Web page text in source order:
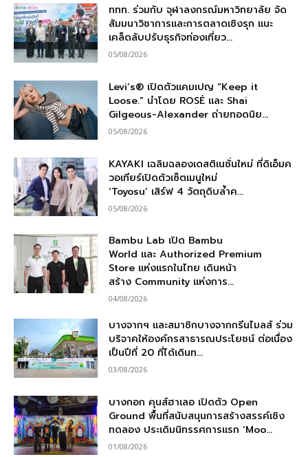
ททท. ร่วมกับ จุฬาลงกรณ์มหาวิทยาลัย จัด
สัมมนาวิชาการและการตลาดเชิงรุก แนะ
เคล็ดลับปรับธุรกิจท่องเที่ยว...
05/08/2026
Levi’s® เปิดตัวแคมเปญ “Keep it
Loose.” นำโดย ROSÉ และ Shai
Gilgeous-Alexander ถ่ายทอดนิย...
05/08/2026
KAYAKI เฉลิมฉลองเดสติเนชั่นใหม่ ที่ดิเอ็มค
วอเทียร์เปิดตัวเซ็ตเมนูใหม่
‘Toyosu’ เสิร์ฟ 4 วัตถุดิบล้ำค...
05/08/2026
Bambu Lab เปิด Bambu
World และ Authorized Premium
Store แห่งแรกในไทย เดินหน้า
สร้าง Community แห่งการ...
04/08/2026
บางจากฯ และสมาชิกบางจากกรีนไมลส์ ร่วม
บริจาคให้องค์กรสาธารณประโยชน์ ต่อเนื่อง
เป็นปีที่ 20 ที่ได้เดินท...
03/08/2026
บางกอก คุนส์ฮาเลอ เปิดตัว Open
Ground พื้นที่สนับสนุนการสร้างสรรค์เชิง
ทดลอง ประเดิมนิทรรศการแรก ‘Moo...
01/08/2026